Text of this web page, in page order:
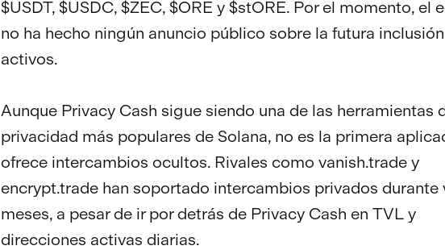
$USDT, $USDC, $ZEC, $ORE y $stORE. Por el momento, el
no ha hecho ningún anuncio público sobre la futura
activos.
Aunque Privacy Cash sigue siendo una de las herramientas
privacidad más populares de Solana, no es la primera
ofrece intercambios ocultos. Rivales como vanish.trade y
encrypt.trade han soportado intercambios privados durante
meses, a pesar de ir por detrás de Privacy Cash en TVL y
direcciones activas diarias.